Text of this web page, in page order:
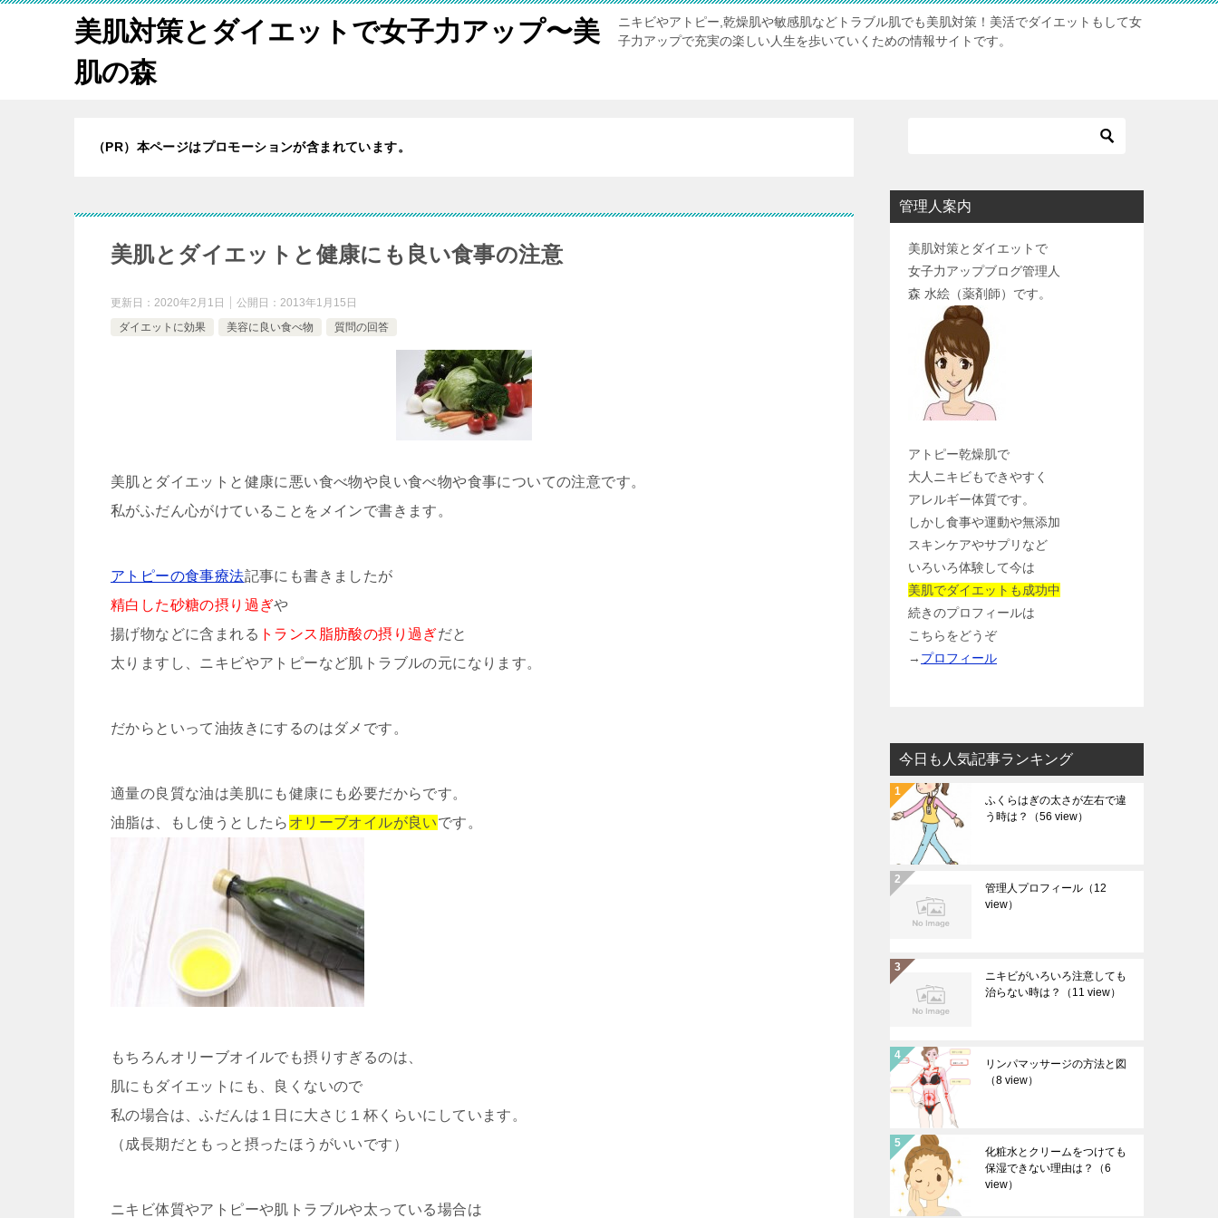
美肌対策とダイエットで女子力アップ〜美
肌の森
ニキビやアトピー,乾燥肌や敏感肌などトラブル肌でも美肌対策！美活でダイエットもして女
子力アップで充実の楽しい人生を歩いていくための情報サイトです。
（PR）本ページはプロモーションが含まれています。
美肌とダイエットと健康にも良い食事の注意
更新日： 2020年2月1日 公開日： 2013年1月15日
ダイエットに効果
美容に良い食べ物 質問の回答
美肌とダイエットと健康に悪い食べ物や良い食べ物や食事についての注意です。
私がふだん心がけていることをメインで書きます。
アトピーの食事療法記事にも書きましたが
精白した砂糖の摂り過ぎや
揚げ物などに含まれる トランス脂肪酸の摂り過ぎだと
太りますし、ニキビやアトピーなど肌トラブルの元になります。
だからといって油抜きにするのはダメです。
適量の良質な油は美肌にも健康にも必要だからです。
油脂は、もし使うとしたら オリーブオイルが良いです。
もちろんオリーブオイルでも摂りすぎるのは、
肌にもダイエットにも、良くないので
私の場合は、ふだんは１日に大さじ１杯くらいにしています。
（成長期だともっと摂ったほうがいいです）
ニキビ体質やアトピーや肌トラブルや太っている場合は
管理人案内
美肌対策とダイエットで
女子力アップブログ管理人
森 水絵（薬剤師）です。
アトピー乾燥肌で
大人ニキビもできやすく
アレルギー体質です。
しかし食事や運動や無添加
スキンケアやサプリなど
いろいろ体験して今は
美肌でダイエットも成功中
続きのプロフィールは
こちらをどうぞ
→ プロフィール
今日も人気記事ランキング
ふくらはぎの太さが左右で違
う時は？
（56 view）
管理人プロフィール （12
view）
ニキビがいろいろ注意しても
治らない時は？
（11 view）
リンパマッサージの方法と図
（8 view）
化粧水とクリームをつけても
保湿できない理由は？
（6
view）